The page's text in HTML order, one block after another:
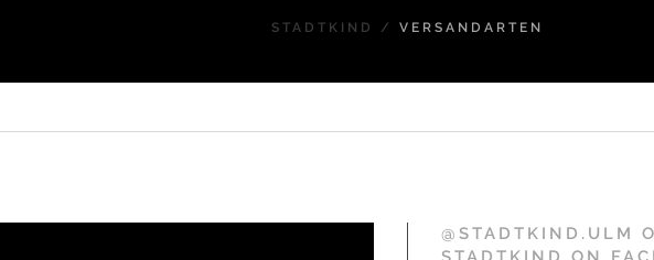
STADTKIND / VERSANDARTEN
@STADTKIND.ULM